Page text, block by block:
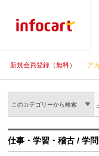
新規会員登録（無料） ア
このカテゴリーから検索
仕事・学習・稽古 / 学